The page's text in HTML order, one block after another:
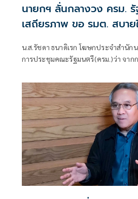
นายกฯ ลั่นกลางวง ครม.
เสถียรภาพ ขอ รมต. สบาย
น.ส.รัชดา ธนาดิเรก โฆษกประจำสำนั
การประชุมคณะรัฐมนตรี(ครม.)ว่า จากก
ร่วมรัฐบาลและนายกฯไปแล้วว่า รัฐบา
ทำงานร่วมกันอย่างเต็มที่